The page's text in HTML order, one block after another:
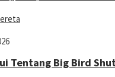
Tentang Big Bird